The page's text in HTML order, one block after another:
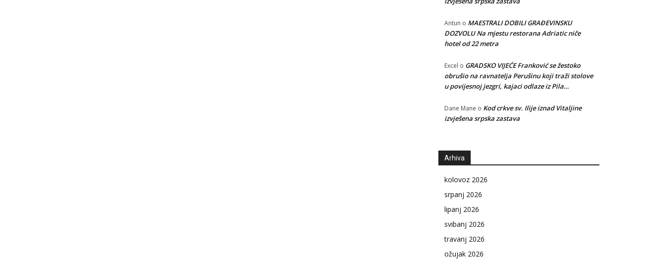
Antun o MAESTRALI DOBILI GRAĐEVINSKU
DOZVOLU Na mjestu restorana Adriatic niče
hotel od 22 metra
Excel o GRADSKO VIJEĆE Franković se žestoko
obrušio na ravnatelja Perušinu koji traži stolove
u povijesnoj jezgri, kajaci odlaze iz Pila…
Dane Mane o Kod crkve sv. Ilije iznad Vitaljine
izvješena srpska zastava
Arhiva
kolovoz 2026
srpanj 2026
lipanj 2026
svibanj 2026
travanj 2026
ožujak 2026